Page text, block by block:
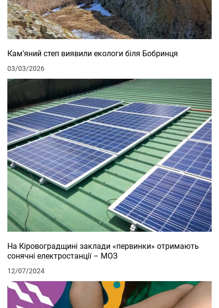
Кам’яний степ виявили екологи біля Бобринця
03/03/2026
На Кіровоградщині заклади «первинки» отримають
сонячні електростанції – МОЗ
12/07/2024